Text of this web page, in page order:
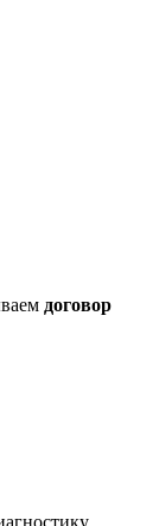
договор